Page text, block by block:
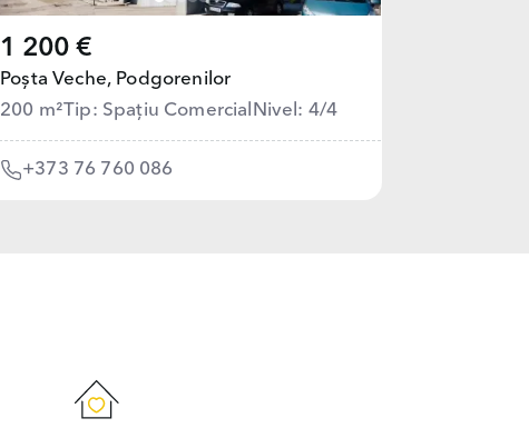
1 200 €
Poșta Veche, Podgorenilor
200 m²Tip: Spațiu Comercial Nivel: 4/4
+373 76 760 086